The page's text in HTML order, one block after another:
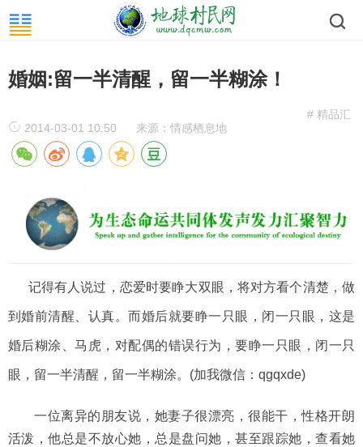
婚姻:留一半清醒，留一半糊涂！
# 精品汇
2014-03-01 10:50
来源：情感栖息地
记得有人说过，恋爱时要睁大双眼，将对方看个清楚，做
到婚前清醒、认真。而婚后就要睁一只眼，闭一只眼，这是
婚后糊涂、马虎，对配偶的错误行为，要睁一只眼，闭一只
眼，留一半清醒，留一半糊涂。(加我微信：qgqxde)
一位离异的朋友说，她妻子很漂亮，很能干，性格开朗
活泼，他总是不放心她，总是盘问她，甚至跟踪她，查看她